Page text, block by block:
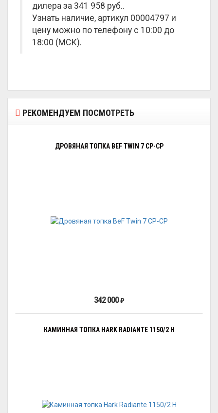
дилера за 341 958 руб..
Узнать наличие, артикул 00004797 и
цену можно по телефону с 10:00 до
18:00 (МСК).
РЕКОМЕНДУЕМ ПОСМОТРЕТЬ
ДРОВЯНАЯ ТОПКА BEF TWIN 7 CP-CP
342 000₽
КАМИННАЯ ТОПКА HARK RADIANTE 1150/2 H